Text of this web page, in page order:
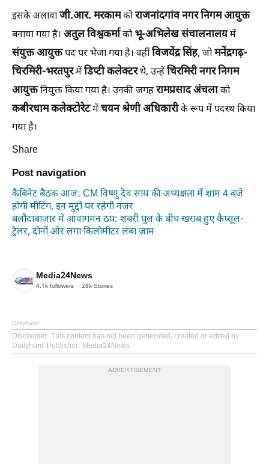
इसके अलावाजी.आर. मरकामकोराजनांदगांव नगर निगम आयुक्त
बनाया गया है। अतुल विश्वकर्माको भू-अभिलेख संचालनालयमें
संयुक्त आयुक्तपद पर भेजा गया है। वहींविजयेंद्र सिंह, जोमनेंद्रगढ़-
चिरमिरी-भरतपुरमेंडिप्टी कलेक्टरथे, उन्हेंचिरमिरी नगर निगम
आयुक्तनियुक्त किया गया है। उनकी जगहरामप्रसाद अंचलाको
कबीरधाम कलेक्टोरेटमेंचयन श्रेणी अधिकारीके रूप में पदस्थ किया
गया है।
Share
Post navigation
कैबिनेट बैठक आज: CM विष्णु देव साय की अध्यक्षता में शाम 4 बजे
होगी मीटिंग, इन मुद्दों पर रहेगी नजर
बलौदाबाजार में आवागमन ठप: शबरी पुल के बीच खराब हुए कैप्सूल-
ट्रेलर, दोनों ओर लगा किलोमीटर लंबा जाम
Media24News
4.1k followers 28k Stories
Dailyhunt
Disclaimer: This content has not been generated, created or edited by
Dailyhunt. Publisher: Media24News
ADVERTISEMENT